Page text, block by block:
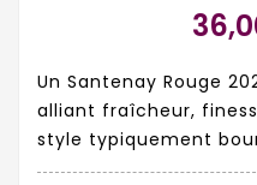
Un Santenay Rouge
alliant fraîcheur,
style typiquement